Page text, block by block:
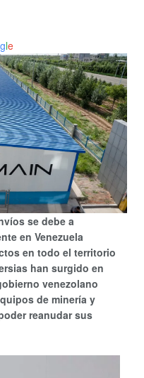
gle
se debe a
en Venezuela
en todo el territorio
han surgido en
venezolano
de minería y
reanudar sus